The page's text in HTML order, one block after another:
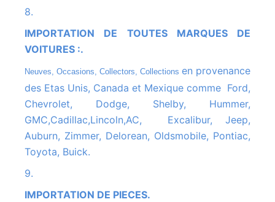
8.
IMPORTATION DE TOUTES MARQUES DE
VOITURES :.
Neuves, Occasions, Collectors, Collections en provenance
des Etas Unis, Canada et Mexique comme Ford,
Chevrolet, Dodge, Shelby, Hummer,
GMC,Cadillac,Lincoln,AC, Excalibur, Jeep,
Auburn, Zimmer, Delorean, Oldsmobile, Pontiac,
Toyota, Buick.
9.
IMPORTATION DE PIECES.